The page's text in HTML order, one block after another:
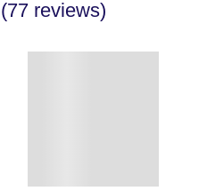
(77 reviews)